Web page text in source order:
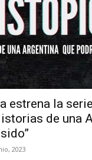
estrena la
de una
2023